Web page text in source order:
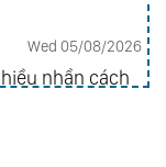
Wed 05/08/2026
nhần cách